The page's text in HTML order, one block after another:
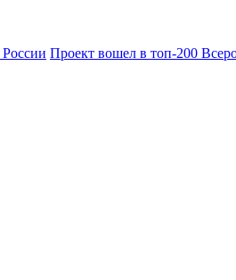
Проект вошел в топ-200